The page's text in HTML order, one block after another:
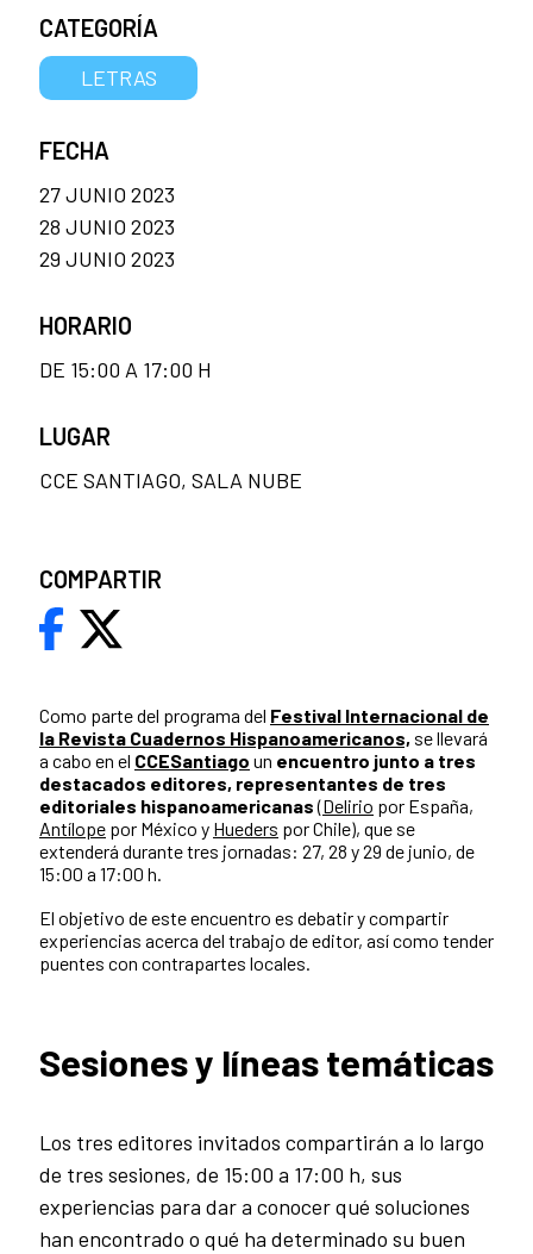
Como parte del programa del Festival Internacional de
la Revista Cuadernos Hispanoamericanos, se llevará
a cabo en el CCESantiago un encuentro junto a tres
destacados editores, representantes de tres
editoriales hispanoamericanas(Delirio por España,
Antílope por México y Hueders por Chile), que se
extenderá durante tres jornadas: 27, 28 y 29 de junio, de
15:00 a 17:00 h.
El objetivo de este encuentro es debatir y compartir
experiencias acerca del trabajo de editor, así como tender
puentes con contrapartes locales.
Sesiones y líneas temáticas
Los tres editores invitados compartirán a lo largo
de tres sesiones, de 15:00 a 17:00 h, sus
experiencias para dar a conocer qué soluciones
han encontrado o qué ha determinado su buen
CATEGORÍA
LETRAS
FECHA
27 JUNIO 2023
28 JUNIO 2023
29 JUNIO 2023
HORARIO
DE 15:00 A 17:00 H
LUGAR
CCE SANTIAGO, SALA NUBE
COMPARTIR